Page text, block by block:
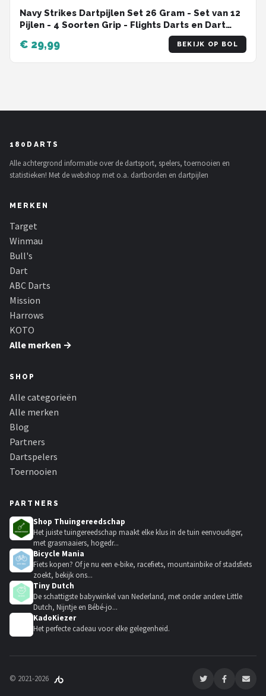
Navy Strikes Dartpijlen Set 26 Gram - Set van 12
Pijlen - 4 Soorten Grip - Flights Darts en Dart
Shafts - Darten - 108 Delige Set - Incl Add-a-
Gram 27 Gram
€ 29,99 BEKIJK OP BOL
180DARTS
Alle achtergrond informatie over de dartsport, spelers, toernooien en
statistieken! Met de webshop met o.a. dartborden en dartpijlen
MERKEN
Target
Winmau
Bull's
Dart
ABC Darts
Mission
Harrows
KOTO
Alle merken →
SHOP
Alle categorieën
Alle merken
Blog
Partners
Dartspelers
Toernooien
PARTNERS
Shop Thuingereedschap
Het juiste tuingereedschap maakt elke klus in de tuin eenvoudiger,
met grasmaaiers, hogedr...
Bicycle Mania
Fiets kopen? Of je nu een e-bike, racefiets, mountainbike of stadsfiets
zoekt, bekijk ons...
Tiny Dutch
De schattigste babywinkel van Nederland, met onder andere Little
Dutch, Nijntje en Bébé-jo...
KadoKiezer
Het perfecte cadeau voor elke gelegenheid.
© 2021-2026